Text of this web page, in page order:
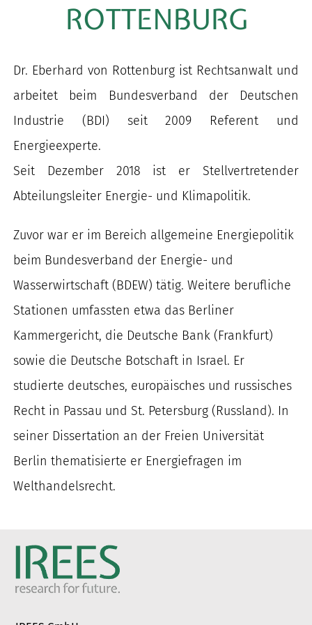
nach:
ROTTENBURG
Dr. Eberhard von Rottenburg ist Rechtsanwalt und
arbeitet beim Bundesverband der Deutschen
Industrie (BDI) seit 2009 Referent und
Energieexperte.
Seit Dezember 2018 ist er Stellvertretender
Abteilungsleiter Energie- und Klimapolitik.
Zuvor war er im Bereich allgemeine Energiepolitik
beim Bundesverband der Energie- und
Wasserwirtschaft (BDEW) tätig. Weitere berufliche
Stationen umfassten etwa das Berliner
Kammergericht, die Deutsche Bank (Frankfurt)
sowie die Deutsche Botschaft in Israel. Er
studierte deutsches, europäisches und russisches
Recht in Passau und St. Petersburg (Russland). In
seiner Dissertation an der Freien Universität
Berlin thematisierte er Energiefragen im
Welthandelsrecht.